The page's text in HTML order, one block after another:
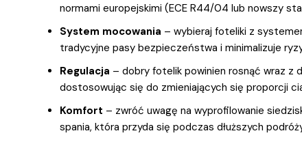
normami europejskimi (ECE R44/04 lub nowszy
System mocowania – wybieraj foteliki z
tradycyjne pasy bezpieczeństwa i minimalizuje
Regulacja – dobry fotelik powinien rosnąć wraz z
dostosowując się do zmieniających się proporcji
Komfort – zwróć uwagę na wyprofilowanie
spania, która przyda się podczas dłuższych